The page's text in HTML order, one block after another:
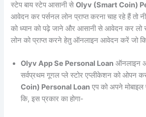
स्टेप बाय स्टेप आसानी सेOlyv (Smart Coin)
आवेदन कर पर्सनल लोन प्राप्त करना चाह रहे हैं तो
को ध्यान को पढ़े जाने और आसानी से आवेदन कर लो
लोन को प्राप्त करने हेतु ऑनलाइन आवेदन करें जो
Olyv App Se Personal Loan ऑनलाइन
सर्वप्रथम गूगल प्ले स्टोर एप्लीकेशन को ओपन
Coin) Personal Loan एप को अपने
कि, इस प्रकार का होगा-